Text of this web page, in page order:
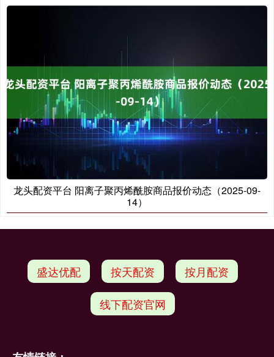
龙头配资平台 阳离子聚丙烯酰胺商品报价动态（2025-09-
14）
盛达优配 按天配资 按月配资
线下配资官网